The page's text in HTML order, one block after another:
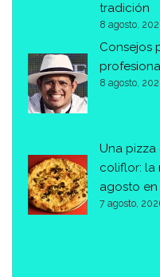
tradición
8 agosto,
Consejos
8 agosto,
Una
coliflor: la
agosto en
7 agosto,